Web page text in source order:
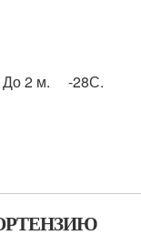
До 2 м. -28С.